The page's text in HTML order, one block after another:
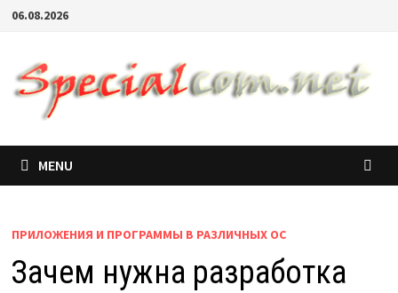
06.08.2026
MENU
ПРИЛОЖЕНИЯ И ПРОГРАММЫ В РАЗЛИЧНЫХ ОС
Зачем нужна разработка